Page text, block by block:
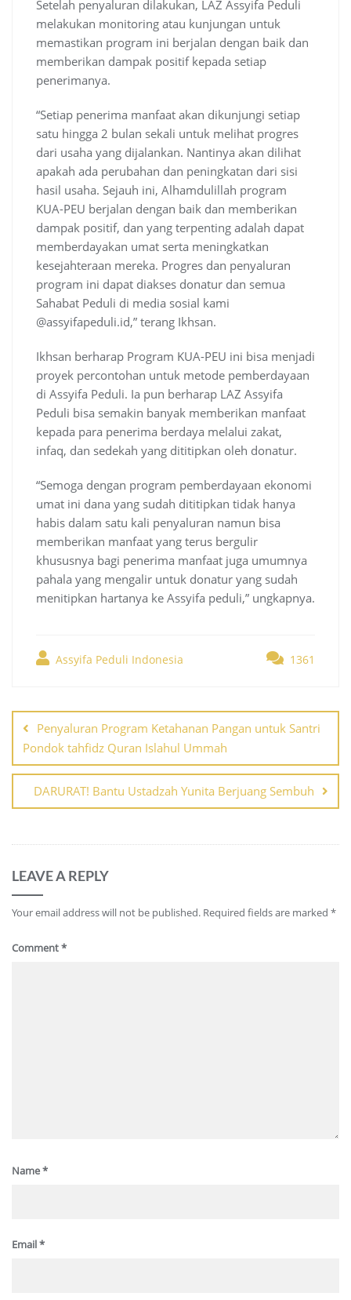
Setelah penyaluran dilakukan, LAZ Assyifa Peduli
melakukan monitoring atau kunjungan untuk
memastikan program ini berjalan dengan baik dan
memberikan dampak positif kepada setiap
penerimanya.
“Setiap penerima manfaat akan dikunjungi setiap
satu hingga 2 bulan sekali untuk melihat progres
dari usaha yang dijalankan. Nantinya akan dilihat
apakah ada perubahan dan peningkatan dari sisi
hasil usaha. Sejauh ini, Alhamdulillah program
KUA-PEU berjalan dengan baik dan memberikan
dampak positif, dan yang terpenting adalah dapat
memberdayakan umat serta meningkatkan
kesejahteraan mereka. Progres dan penyaluran
program ini dapat diakses donatur dan semua
Sahabat Peduli di media sosial kami
@assyifapeduli.id,” terang Ikhsan.
Ikhsan berharap Program KUA-PEU ini bisa menjadi
proyek percontohan untuk metode pemberdayaan
di Assyifa Peduli. Ia pun berharap LAZ Assyifa
Peduli bisa semakin banyak memberikan manfaat
kepada para penerima berdaya melalui zakat,
infaq, dan sedekah yang dititipkan oleh donatur.
“Semoga dengan program pemberdayaan ekonomi
umat ini dana yang sudah dititipkan tidak hanya
habis dalam satu kali penyaluran namun bisa
memberikan manfaat yang terus bergulir
khususnya bagi penerima manfaat juga umumnya
pahala yang mengalir untuk donatur yang sudah
menitipkan hartanya ke Assyifa peduli,” ungkapnya.
Assyifa Peduli Indonesia 1361
navigation
Penyaluran Program Ketahanan Pangan untuk Santri
Pondok tahfidz Quran Islahul Ummah
DARURAT! Bantu Ustadzah Yunita Berjuang Sembuh
LEAVE A REPLY
Your email address will not be published. Required fields are marked *
Comment*
Name*
Email*